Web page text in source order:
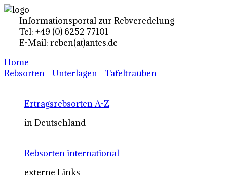
Informationsportal zur Rebveredelung
Tel: +49 (0) 6252 77101
E-Mail: reben(at)antes.de
Home
Rebsorten - Unterlagen - Tafeltrauben
Ertragsrebsorten A-Z
in Deutschland
Rebsorten international
externe Links